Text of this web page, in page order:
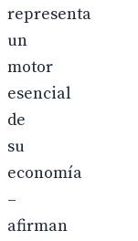
representa
un
motor
esencial
de
su
economía
–
afirman